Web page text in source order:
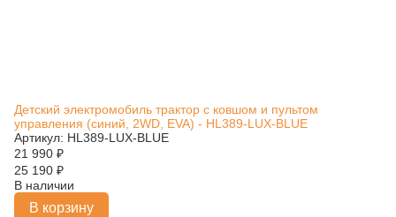
Детский электромобиль трактор с ковшом и пультом
управления (синий, 2WD, EVA) - HL389-LUX-BLUE
Артикул: HL389-LUX-BLUE
21 990 ₽
25 190 ₽
В наличии
В корзину